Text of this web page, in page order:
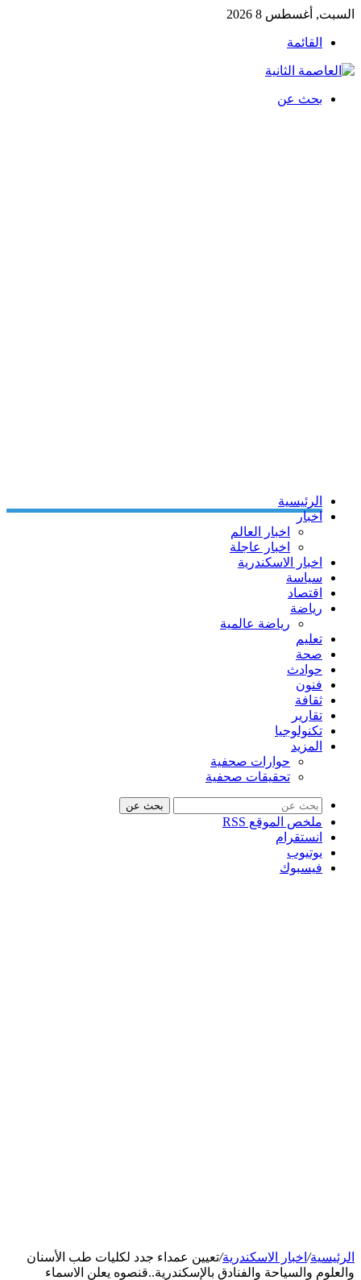
السبت, أغسطس 8 2026
القائمة
بحث عن
الرئيسية
اخبار
اخبار العالم
اخبار عاجلة
اخبار الاسكندرية
سياسة
اقتصاد
رياضة
رياضة عالمية
تعليم
صحة
حوادث
فنون
ثقافة
تقارير
تكنولوجيا
المزيد
حوارات صحفية
تحقيقات صحفية
بحث عن
ملخص الموقع RSS
انستقرام
يوتيوب
فيسبوك
الرئيسية/ اخبار الاسكندرية/تعيين عمداء جدد لكليات طب الأسنان
والعلوم والسياحة والفنادق بالإسكندرية..قنصوه يعلن الاسماء